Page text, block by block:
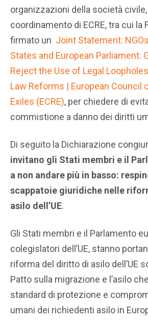
organizzazioni della società civile,
coordinamento di ECRE, tra cui la
firmato un Joint Statement:
States and European Parliament:
Reject the Use of Legal
Law Reforms | European Council
Exiles (ECRE), per chiedere di
commistione a danno dei diritti
Di seguito la Dichiarazione
invitano gli Stati membri e il
a non andare più in basso:
scappatoie giuridiche nelle
asilo dell’UE.
Gli Stati membri e il Parlamento
colegislatori dell’UE, stanno
riforma del diritto di asilo dell’UE
Patto sulla migrazione e l’asilo
standard di protezione e
umani dei richiedenti asilo in